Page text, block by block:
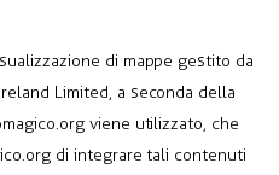
di mappe gestito da
Limited, a seconda della
viene utilizzato, che
di integrare tali contenuti